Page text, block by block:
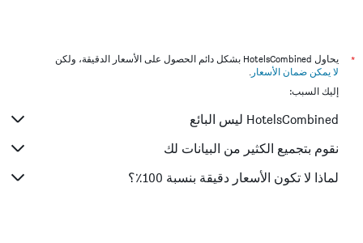
*
يحاول HotelsCombined بشكل دائم الحصول على الأسعار الدقيقة، ولكن
لا يمكن ضمان الأسعار .
إليك السبب:
HotelsCombined ليس البائع
نقوم بتجميع الكثير من البيانات لك
لماذا لا تكون الأسعار دقيقة بنسبة 100٪؟